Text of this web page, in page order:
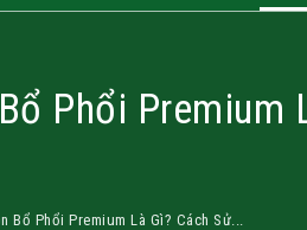
Phổi Premium
Bổ Phổi Premium Là Gì? Cách Sử...